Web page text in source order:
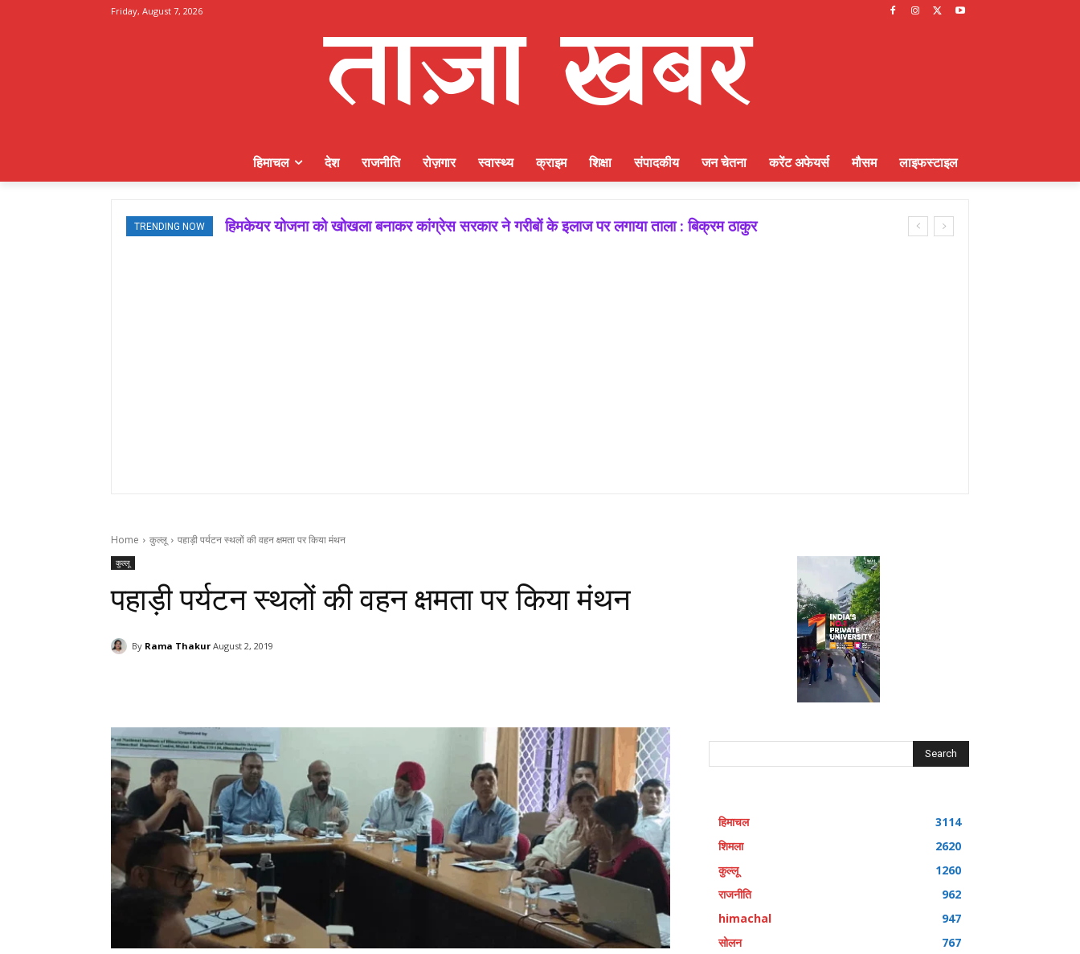
Friday, August 7, 2026
हिमाचल देश राजनीति रोज़गार स्वास्थ्य क्राइम शिक्षा संपादकीय जन चेतना करेंट अफेयर्स मौसम लाइफस्टाइल
TRENDING NOW हिमकेयर योजना को खोखला बनाकर कांग्रेस सरकार ने गरीबों के इलाज पर लगाया ताला : बिक्रम ठाकुर
मजबूत बूथ ही भाजपा की जीत की गारंटी, आगामी विधानसभा चुनाव में बूथ प्रबंधन निभाएगा निर्णायक भूमिका : राकेश
Home कुल्लू पहाड़ी पर्यटन स्थलों की वहन क्षमता पर किया मंथन
कुल्लू
पहाड़ी पर्यटन स्थलों की वहन क्षमता पर किया मंथन
By Rama Thakur August 2, 2019
Search
हिमाचल
3114
शिमला
2620
कुल्लू
1260
राजनीति
962
himachal
947
सोलन
767